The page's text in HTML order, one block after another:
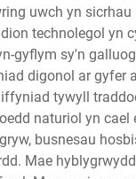
uwch yn sicrhau
technolegol yn
gyflym sy'n
digonol ar gyfer
tywyll
naturiol yn cael
busnesau
Mae